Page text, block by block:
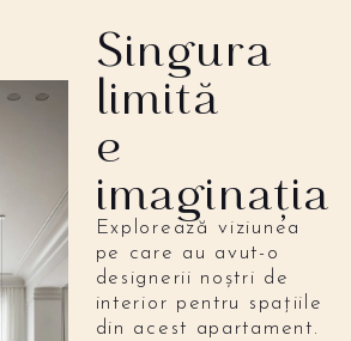
Singura
limită
e
imaginația
Explorează viziunea
pe care au avut-o
designerii noștri de
interior pentru spațiile
din acest apartament.